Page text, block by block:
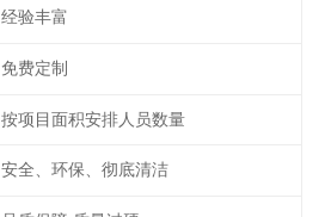
经验丰富
免费定制
按项目面积安排人员数量
安全、环保、彻底清洁